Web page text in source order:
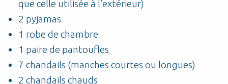
que celle utilisée à l’extérieur)
2 pyjamas
1 robe de chambre
1 paire de pantoufles
7 chandails (manches courtes ou longues)
2 chandails chauds